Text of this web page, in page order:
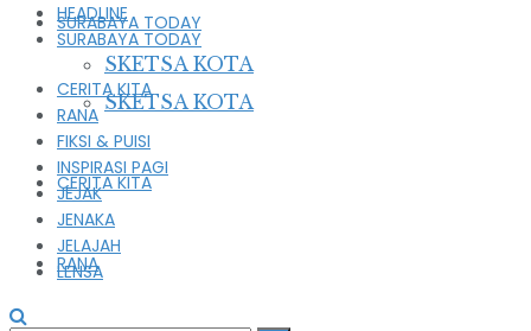
SURABAYA TODAY
SKETSA KOTA
CERITA KITA
RANA
HEADLINE
SURABAYA TODAY
SKETSA KOTA
CERITA KITA
RANA
FIKSI & PUISI
INSPIRASI PAGI
JEJAK
JENAKA
JELAJAH
LENSA